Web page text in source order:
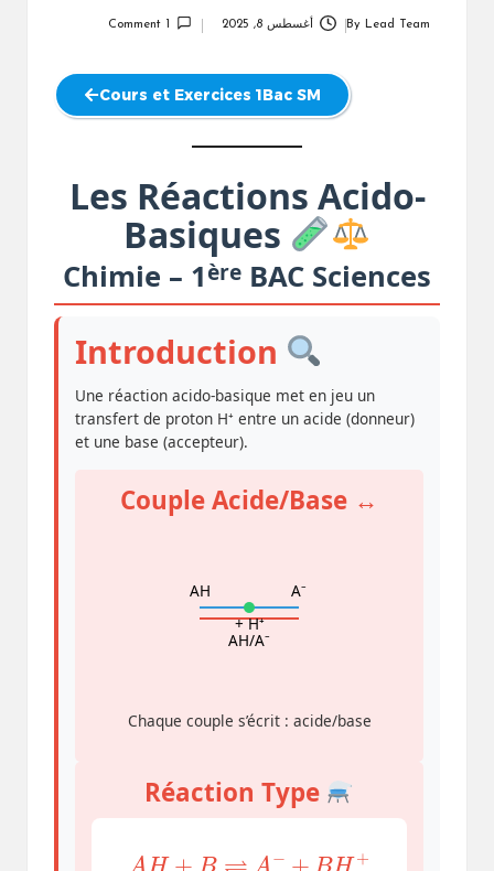
ByLead Team أغسطس 8, 2025 1 Comment
Cours et Exercices 1Bac SM
Les Réactions Acido-
Basiques
Chimie – 1ère BAC Sciences
Introduction
Une réaction acido-basique met en jeu un
transfert de proton H⁺ entre un acide (donneur)
et une base (accepteur).
Couple Acide/Base ↔️
AH A⁻
AH/A⁻
+ H⁺
Chaque couple s’écrit : acide/base
Réaction Type
A H +B ⇌ A−+ B H+